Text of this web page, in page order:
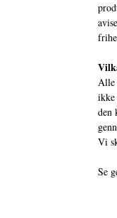
Alle
ikke
den
Vi
Se